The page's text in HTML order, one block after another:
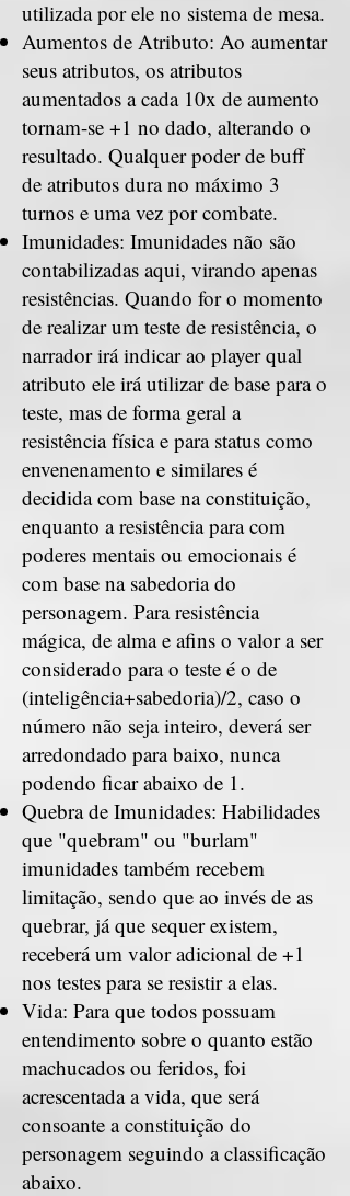
utilizada por ele no sistema de mesa.
Aumentos de Atributo: Ao aumentar
seus atributos, os atributos
aumentados a cada 10x de aumento
tornam-se +1 no dado, alterando o
resultado. Qualquer poder de buff
de atributos dura no máximo 3
turnos e uma vez por combate.
Imunidades: Imunidades não são
contabilizadas aqui, virando apenas
resistências. Quando for o momento
de realizar um teste de resistência, o
narrador irá indicar ao player qual
atributo ele irá utilizar de base para o
teste, mas de forma geral a
resistência física e para status como
envenenamento e similares é
decidida com base na constituição,
enquanto a resistência para com
poderes mentais ou emocionais é
com base na sabedoria do
personagem. Para resistência
mágica, de alma e afins o valor a ser
considerado para o teste é o de
(inteligência+sabedoria)/2, caso o
número não seja inteiro, deverá ser
arredondado para baixo, nunca
podendo ficar abaixo de 1.
Quebra de Imunidades: Habilidades
que "quebram" ou "burlam"
imunidades também recebem
limitação, sendo que ao invés de as
quebrar, já que sequer existem,
receberá um valor adicional de +1
nos testes para se resistir a elas.
Vida: Para que todos possuam
entendimento sobre o quanto estão
machucados ou feridos, foi
acrescentada a vida, que será
consoante a constituição do
personagem seguindo a classificação
abaixo.